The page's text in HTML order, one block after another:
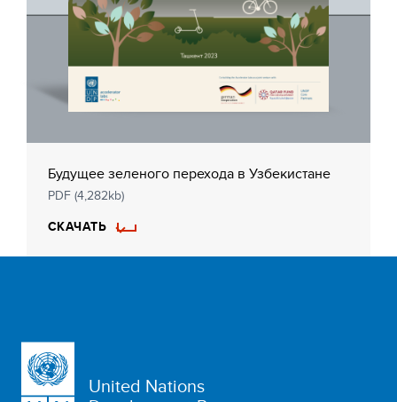
Будущее зеленого перехода в Узбекистане
PDF (4,282kb)
СКАЧАТЬ
United Nations